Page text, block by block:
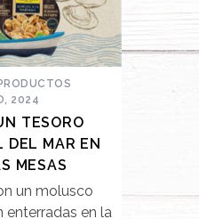
2024
TESORO
DEL MAR EN
MESAS
un molusco
enterradas en la